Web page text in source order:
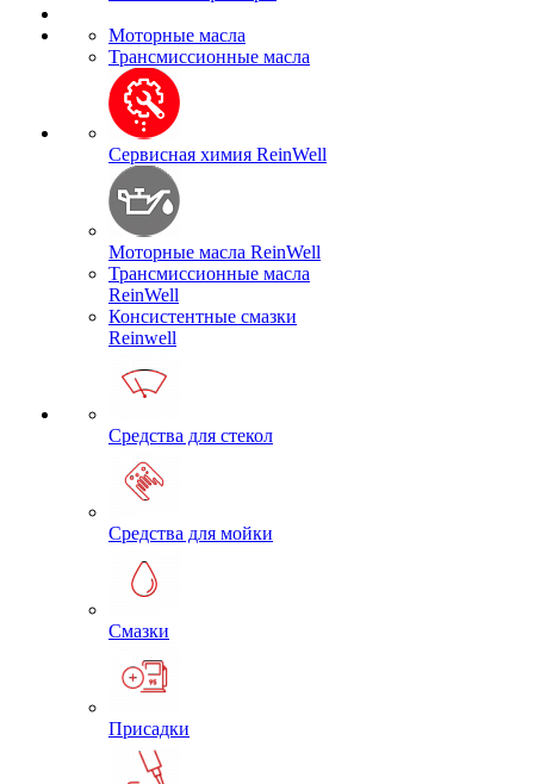
Моторные масла
Трансмиссионные масла
Сервисная химия ReinWell
Моторные масла ReinWell
Трансмиссионные масла
ReinWell
Консистентные смазки
Reinwell
Средства для стекол
Средства для мойки
Смазки
Присадки